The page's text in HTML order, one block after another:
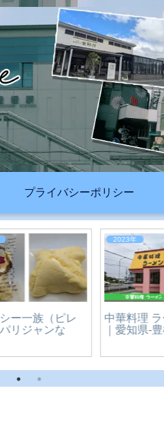
プライバシーポリシー
中華料理 ラーメン 新珠
｜愛知県-豊橋市